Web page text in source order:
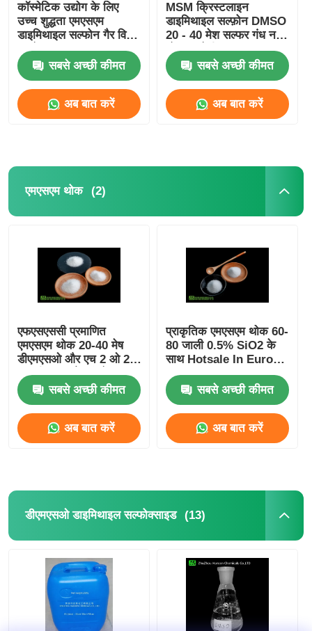
कॉस्मेटिक उद्योग के लिए
उच्च शुद्धता एमएसएम
डाइमिथाइल सल्फोन गैर विषैले
कच्चे माल
सबसे अच्छी कीमत
अब बात करें
MSM क्रिस्टलाइन
डाइमिथाइल सल्फ़ोन DMSO
20 - 40 मेश सल्फर गंध नहीं
भोजन श्रेणी
सबसे अच्छी कीमत
अब बात करें
एमएसएम थोक (2)
एफएसएससी प्रमाणित
एमएसएम थोक 20-40 मेष
डीएमएसओ और एच 2 ओ 2
ऑक्सीकरण और संश्लेषण
एमएसएमसबसे अच्छी कीमत
अब बात करें
प्राकृतिक एमएसएम थोक 60-
80 जाली 0.5% SiO2 के
साथ Hotsale In Europe
Suitalle For
Sportsmanसबसे अच्छी कीमत
अब बात करें
डीएमएसओ डाइमिथाइल सल्फोक्साइड (13)